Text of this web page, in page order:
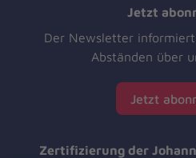
Jetzt
Der Newsletter
Abständen über
Jetzt
Zertifizierung der